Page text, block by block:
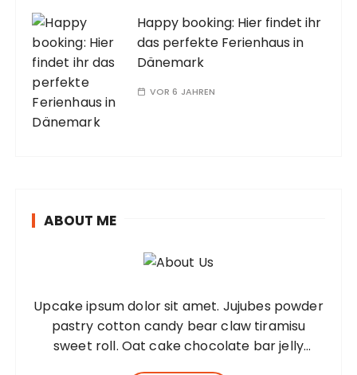
Happy booking: Hier findet ihr
das perfekte Ferienhaus in
Dänemark
VOR 6 JAHREN
ABOUT ME
Upcake ipsum dolor sit amet. Jujubes powder
pastry cotton candy bear claw tiramisu
sweet roll. Oat cake chocolate bar jelly